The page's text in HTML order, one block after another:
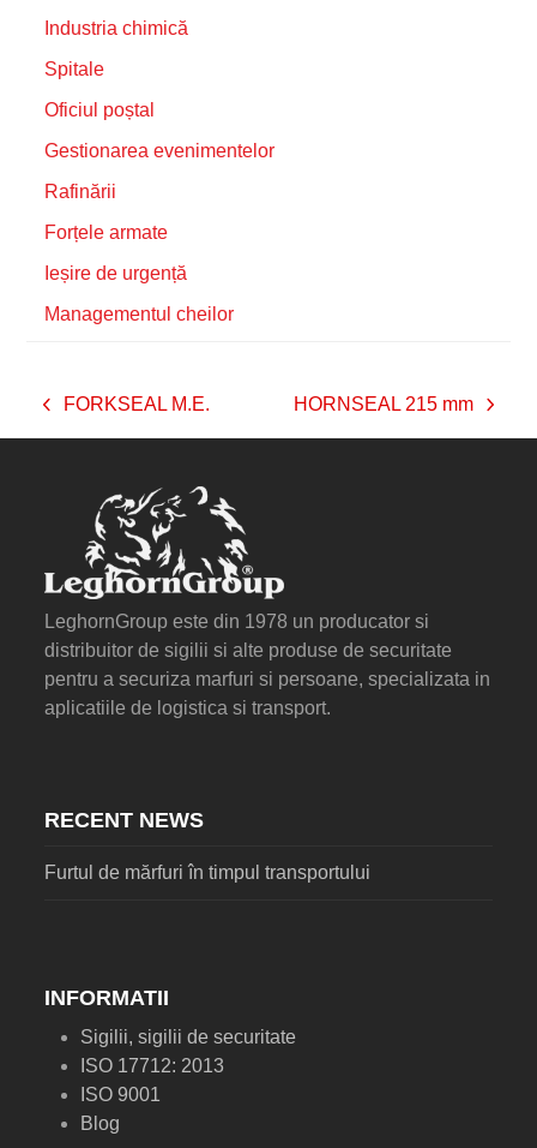
Industria chimică
Spitale
Oficiul poștal
Gestionarea evenimentelor
Rafinării
Forțele armate
Ieșire de urgență
Managementul cheilor
previous
post:
FORKSEAL M.E.
next
post:
HORNSEAL 215 mm
LeghornGroup este din 1978 un producator si
distribuitor de sigilii si alte produse de securitate
pentru a securiza marfuri si persoane, specializata in
aplicatiile de logistica si transport.
RECENT NEWS
Furtul de mărfuri în timpul transportului
INFORMATII
Sigilii, sigilii de securitate
ISO 17712: 2013
ISO 9001
Blog